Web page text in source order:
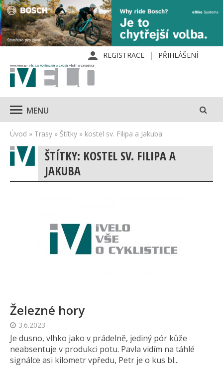
REGISTRACE PŘIHLÁŠENÍ
MENU
Úvod » Trasy » Štítky » kostel sv. Filipa a Jakuba
ŠTÍTKY: KOSTEL SV. FILIPA A
JAKUBA
Železné hory
3.6.2023
Je dusno, vlhko jako v prádelně, jediný pór kůže
neabsentuje v produkci potu. Pavla vidím na táhlé
signálce asi kilometr vpředu, Petr je o kus bl...